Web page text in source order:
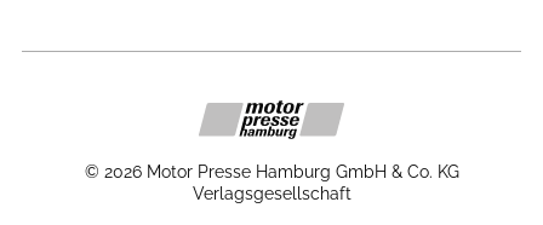
© 2026 Motor Presse Hamburg GmbH & Co. KG
Verlagsgesellschaft